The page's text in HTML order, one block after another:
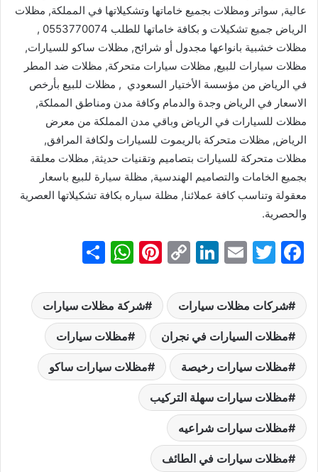
عالية, سواتر ومظلات بجميع خاماتها وتشكيلاتها في المملكة, مظلات
الرياض جميع تشكيلات و بكافة خاماتها للطلب 0553770074 ,
مظلات خشبية بانواعها مجدول أو شرائح, مظلات ساكو للسيارات,
مظلات سيارات للبيع, مظلات سيارات متحركة, مظلات ضد المطر
في الرياض من مؤسسة الأختيار السعودي , مظلات للبيع بأرخص
الاسعار في الرياض وجدة والدمام وكافة مدن ومناطق المملكة,
مظلات للسيارات في الرياض وباقي مدن المملكة من معرض
الرياض, مظلات متحركة بالريموت للسيارات ولكافة المرافق,
مظلات متحركة للسيارات بتصاميم وتقنيات حديثة, مظلات معلقة
بجميع الخامات والتصاميم الهندسية, مظلة سيارة للبيع باسعار
معقولة وتناسب كافة عملائنا, مظلة سياره بكافة تشكيلاتها العصرية
والحصرية.
F
c
e
b
o
o
k
T
itt
er
E
ai
l
Li
k
e
dI
n
C
p
y
Li
n
k
Pi
er
e
st
W
at
s
A
p
p
ar
e
شركات مظلات سيارات شركة مظلات سيارات
مظلات السيارات في نجران مظلات سيارات
مظلات سيارات رخيصة مظلات سيارات ساكو
مظلات سيارات سهلة التركيب
مظلات سيارات شراعيه
مظلات سيارات في الطائف